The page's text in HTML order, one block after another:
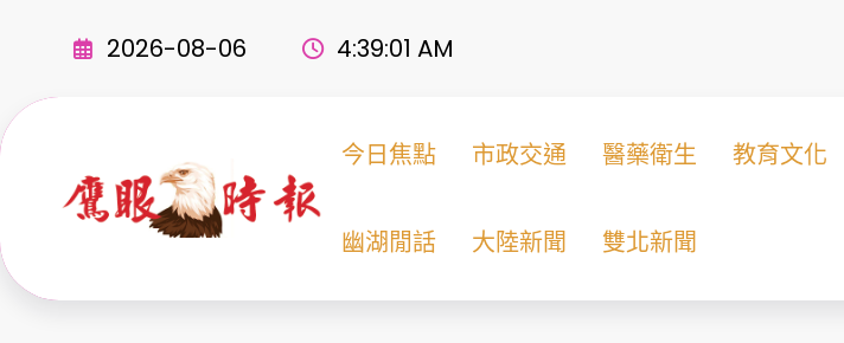
2026-08-06 4:39:02 AM
今日焦點 市政交通 醫藥衛生 教育文化
幽湖閒話 大陸新聞 雙北新聞